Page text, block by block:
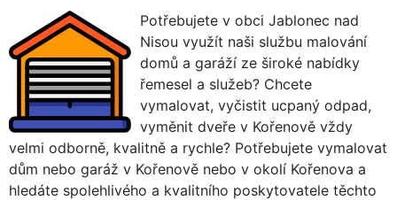
Potřebujete v obci Jablonec nad
Nisou využít naši službu malování
domů a garáží ze široké nabídky
řemesel a služeb? Chcete
vymalovat, vyčistit ucpaný odpad,
vyměnit dveře v Kořenově vždy
velmi odborně, kvalitně a rychle? Potřebujete vymalovat
dům nebo garáž v Kořenově nebo v okolí Kořenova a
hledáte spolehlivého a kvalitního poskytovatele těchto